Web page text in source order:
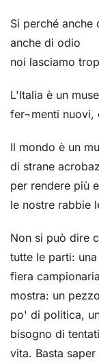
Si perché anche
anche di odio
noi lasciamo
L'Italia è un
fer¬menti nuovi,
Il mondo è un
di strane
per rendere più
le nostre rabbie
Non si può dire
tutte le parti:
fiera
mostra: un
po' di politica,
bisogno di
vita. Basta